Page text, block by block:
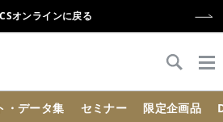
オンラインに戻る
・データ集 セミナー 限定企画品